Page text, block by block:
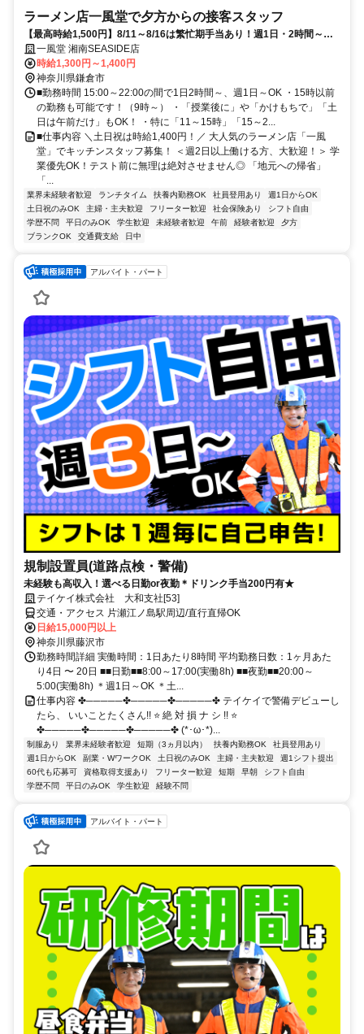
ラーメン店一風堂で夕方からの接客スタッフ
【最高時給1,500円】8/11～8/16は繁忙期手当あり！週1日・2時間～◎
髪色自由な夏バイト★
一風堂 湘南SEASIDE店
時給1,300円～1,400円
神奈川県鎌倉市
■勤務時間 15:00～22:00の間で1日2時間～、週1日～OK ・15時以前
の勤務も可能です！（9時～） ・「授業後に」や「かけもちで」「土
日は午前だけ」もOK！ ・特に「11～15時」「15～2...
■仕事内容 ＼土日祝は時給1,400円！／ 大人気のラーメン店「一風
堂」でキッチンスタッフ募集！ ＜週2日以上働ける方、大歓迎！＞ 学
業優先OK！テスト前に無理は絶対させません◎ 「地元への帰省」
「...
業界未経験者歓迎 ランチタイム 扶養内勤務OK 社員登用あり
週1日からOK
土日祝のみOK
主婦・主夫歓迎 フリーター歓迎 社会保険あり
シフト自由
学歴不問
平日のみOK 学生歓迎 未経験者歓迎 午前 経験者歓迎
夕方
ブランクOK
交通費支給 日中
アルバイト・パート
規制設置員(道路点検・警備)
未経験も高収入！選べる日勤or夜勤＊ドリンク手当200円有★
テイケイ株式会社 大和支社[53]
交通・アクセス 片瀬江ノ島駅周辺/直行直帰OK
日給15,000円以上
神奈川県藤沢市
勤務時間詳細 実働時間：1日あたり8時間 平均勤務日数：1ヶ月あた
り4日 〜 20日 ■■日勤■■8:00～17:00(実働8h) ■■夜勤■■20:00～
5:00(実働8h) ＊週1日～OK ＊土...
仕事内容 ✤─────✤─────✤─────✤ テイケイで警備デビューし
たら、 いいことたくさん!! ⭐ 絶 対 損 ナ シ !! ⭐
✤─────✤─────✤─────✤ (*･ω･*)...
制服あり 業界未経験者歓迎 短期（3ヵ月以内） 扶養内勤務OK
社員登用あり
週1日からOK
副業・WワークOK 土日祝のみOK 主婦・主夫歓迎
週1シフト提出
60代も応募可
資格取得支援あり フリーター歓迎 短期 早朝
シフト自由
学歴不問
平日のみOK 学生歓迎 経験不問
アルバイト・パート